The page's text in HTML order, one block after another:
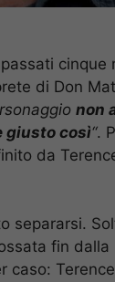
di Don
non
giusto così“.
da
separarsi.
fin
caso: